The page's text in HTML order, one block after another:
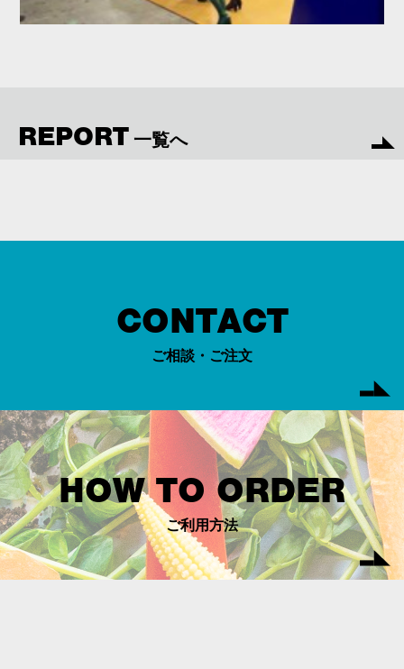
REPORT 一覧へ
CONTACT
ご相談・ご注文
HOW TO ORDER
ご利用方法